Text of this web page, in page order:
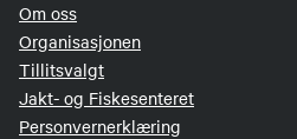
Om oss
Organisasjonen
Tillitsvalgt
Jakt- og Fiskesenteret
Personvernerklæring